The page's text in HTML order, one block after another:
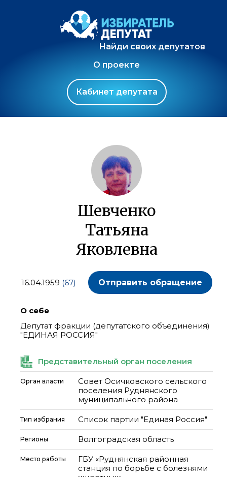
Найди своих депутатов
О проекте
Кабинет депутата
Шевченко
Татьяна
Яковлевна
16.04.1959 (67) Отправить обращение
О себе
Депутат фракции (депутатского объединения)
"ЕДИНАЯ РОССИЯ"
Представительный орган поселения
Орган власти
Совет Осичковского сельского
поселения Руднянского
муниципального района
Тип избрания Список партии "Единая Россия"
Регионы Волгоградская область
Место работы
ГБУ «Руднянская районная
станция по борьбе с болезнями